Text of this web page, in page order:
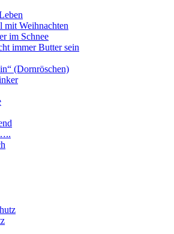
mit Weihnachten
im Schnee
immer Butter sein
(Dornröschen)